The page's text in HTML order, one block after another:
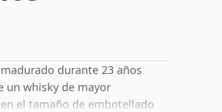
durante 23 años
un whisky de mayor
el tamaño de embotellado